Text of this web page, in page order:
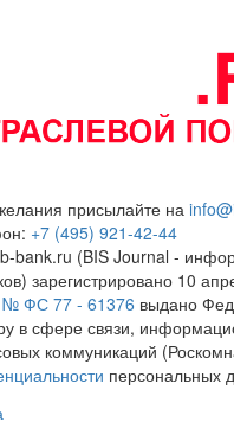
присылайте на
+7 (495) 921-42-44
bank.ru (BIS Journal -
зарегистрировано 10
№ ФС 77 - 61376 выдано
в сфере связи,
коммуникаций
персональных